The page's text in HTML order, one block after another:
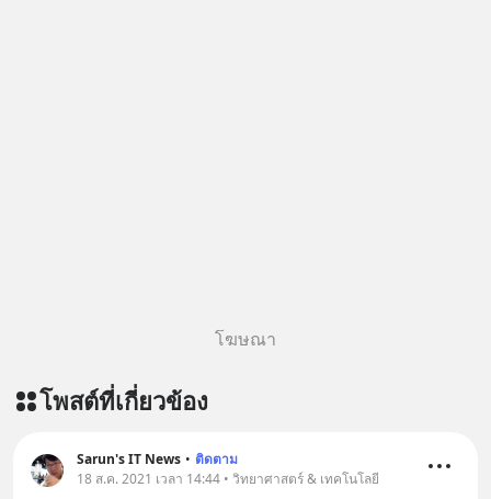
โฆษณา
โพสต์ที่เกี่ยวข้อง
Sarun's IT News • ติดตาม
18 ส.ค. 2021 เวลา 14:44 • วิทยาศาสตร์ & เทคโนโลยี